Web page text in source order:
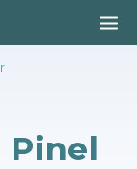
Pinel